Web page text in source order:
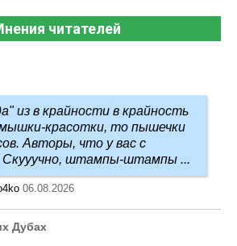
читателей
из в крайности в крайность
красотки, то пышечки
Авторы, что у вас с
Скууучно, штампы-штампы ...
06.08.2026
Дубах